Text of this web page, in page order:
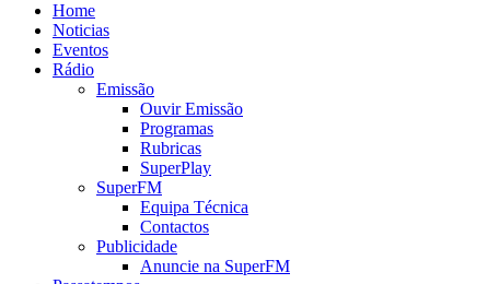
Home
Noticias
Eventos
Rádio
Emissão
Ouvir Emissão
Programas
Rubricas
SuperPlay
SuperFM
Equipa Técnica
Contactos
Publicidade
Anuncie na SuperFM